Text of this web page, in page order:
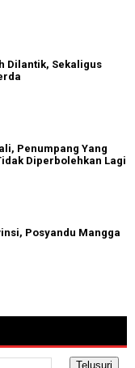
Dilantik, Sekaligus
Penumpang Yang
Diperbolehkan Lagi
Posyandu Mangga